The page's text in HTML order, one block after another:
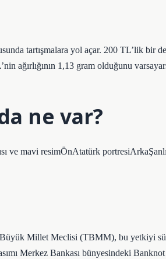
tartışmalara yol açar. 200 TL’lik bir
ağırlığının 1,13 gram olduğunu
ne var?
ve mavi resimÖnAtatürk
Millet Meclisi (TBMM), bu yetkiyi
Merkez Bankası bünyesindeki